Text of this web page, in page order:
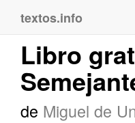
textos.info
Libro
de Miguel de